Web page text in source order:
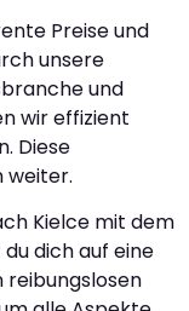
Preise und
unsere
und
wir effizient
Diese
weiter.
Kielce mit dem
dich auf eine
reibungslosen